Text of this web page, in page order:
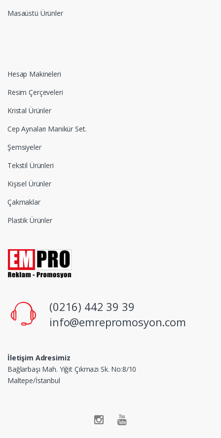
Masaüstü Ürünler
Hesap Makineleri
Resim Çerçeveleri
Kristal Ürünler
Cep Aynaları Manikür Set.
Şemsiyeler
Tekstil Ürünleri
Kişisel Ürünler
Çakmaklar
Plastik Ürünler
(0216) 442 39 39
info@emrepromosyon.com
İletişim Adresimiz
Bağlarbaşı Mah. Yiğit Çıkmazı Sk. No:8/10
Maltepe/İstanbul